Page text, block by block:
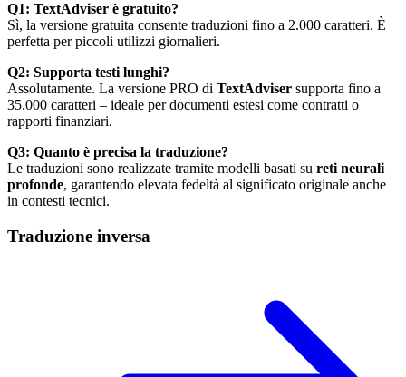
Q1: TextAdviser è gratuito?
Sì, la versione gratuita consente traduzioni fino a 2.000 caratteri. È
perfetta per piccoli utilizzi giornalieri.
Q2: Supporta testi lunghi?
Assolutamente. La versione PRO di TextAdviser supporta fino a
35.000 caratteri – ideale per documenti estesi come contratti o
rapporti finanziari.
Q3: Quanto è precisa la traduzione?
Le traduzioni sono realizzate tramite modelli basati su reti neurali
profonde, garantendo elevata fedeltà al significato originale anche
in contesti tecnici.
Traduzione inversa